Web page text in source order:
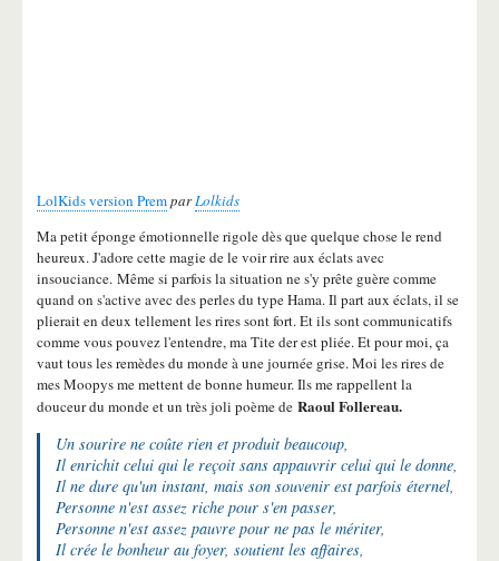
LolKids version PremparLolkids
Ma petit éponge émotionnelle rigole dès que quelque chose le rend
heureux. J'adore cette magie de le voir rire aux éclats avec
insouciance. Même si parfois la situation ne s'y prête guère comme
quand on s'active avec des perles du type Hama. Il part aux éclats, il se
plierait en deux tellement les rires sont fort. Et ils sont communicatifs
comme vous pouvez l'entendre, ma Tite der est pliée. Et pour moi, ça
vaut tous les remèdes du monde à une journée grise. Moi les rires de
mes Moopys me mettent de bonne humeur. Ils me rappellent la
douceur du monde et un très joli poème de Raoul Follereau.
Un sourire ne coûte rien et produit beaucoup,
Il enrichit celui qui le reçoit sans appauvrir celui qui le donne,
Il ne dure qu'un instant, mais son souvenir est parfois éternel,
Personne n'est assez riche pour s'en passer,
Personne n'est assez pauvre pour ne pas le mériter,
Il crée le bonheur au foyer, soutient les affaires,